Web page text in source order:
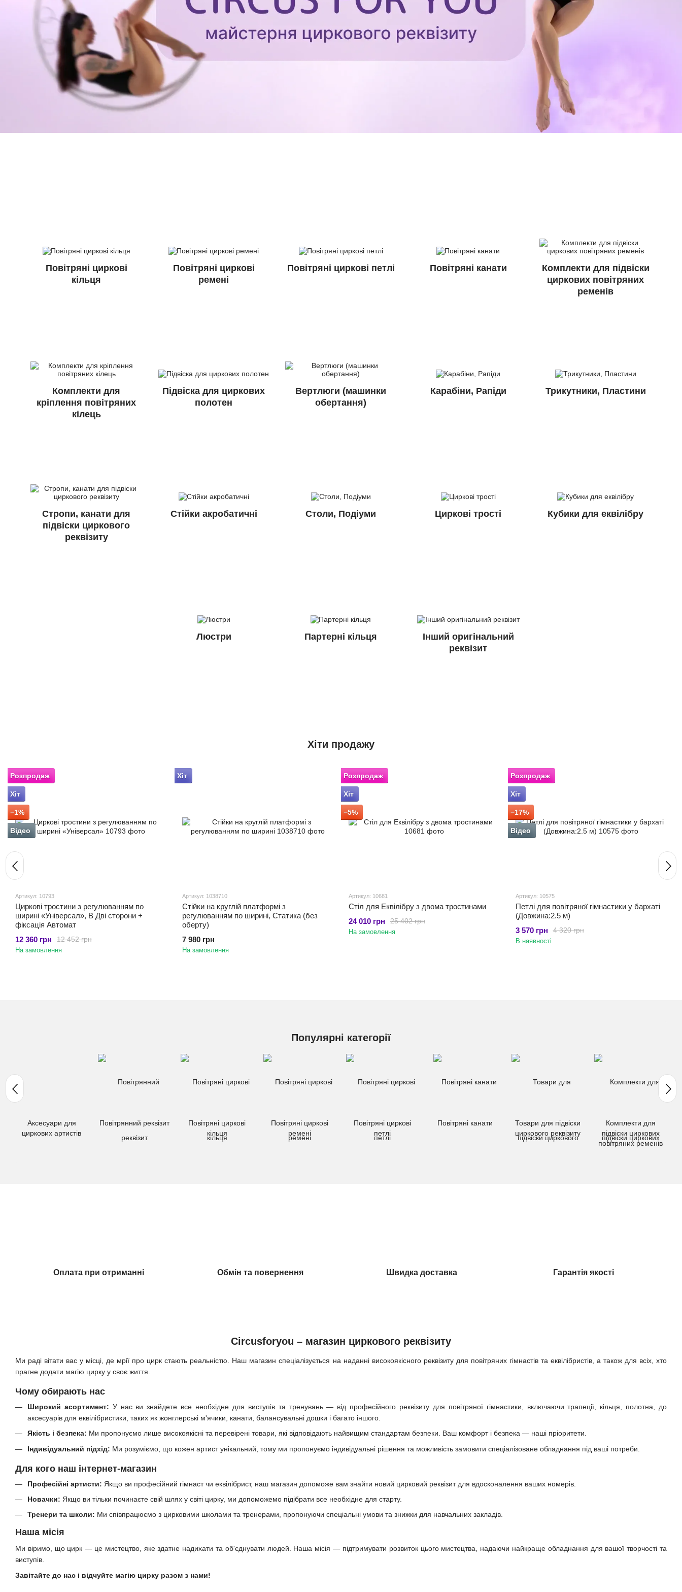
Повітряні циркові
кільця
Повітряні циркові
ремені
Повітряні циркові петлі Повітряні канати
Комплекти для підвіски
циркових повітряних
ременів
Комплекти для
кріплення повітряних
кілець
Підвіска для циркових
полотен
Вертлюги (машинки
обертання)
Карабіни, Рапіди Трикутники, Пластини
Стропи, канати для
підвіски циркового
реквізиту
Стійки акробатичні Столи, Подіуми Циркові трості Кубики для еквілібру
Люстри Партерні кільця
Інший оригінальний
реквізит
Хіти продажу
Розпродаж
Хіт
−1%
Відео
Артикул: 10793
Циркові тростини з регулюванням по
ширині «Універсал», В Дві сторони +
фіксація Автомат
12 452 грн
12 360 грн
На замовлення
Хіт
Артикул: 1038710
Стійки на круглій платформі з
регулюванням по ширині, Статика (без
оберту)
7 980 грн
На замовлення
Розпродаж
Хіт
−5%
Артикул: 10681
Стіл для Еквілібру з двома тростинами
25 402 грн
24 010 грн
На замовлення
Розпродаж
Хіт
−17%
Відео
Артикул: 10575
Петлі для повітряної гімнастики у бархаті
(Довжина:2.5 м)
4 320 грн
3 570 грн
В наявності
Популярні категорії
Аксесуари для
циркових артистів
Повітрянний реквізит
Повітряні циркові
кільця
Повітряні циркові
ремені
Повітряні циркові
петлі
Повітряні канати
Товари для підвіски
циркового реквізиту
Комплекти для
підвіски циркових
повітряних ременів
Оплата при отриманні Обмін та повернення Швидка доставка Гарантія якості
Circusforyou – магазин циркового реквізиту
Ми раді вітати вас у місці, де мрії про цирк стають реальністю. Наш магазин спеціалізується на наданні високоякісного реквізиту для повітряних гімнастів та еквілібристів, а також для всіх, хто
прагне додати магію цирку у своє життя.
Чому обирають нас
Широкий асортимент: У нас ви знайдете все необхідне для виступів та тренувань — від професійного реквізиту для повітряної гімнастики, включаючи трапеції, кільця, полотна, до
аксесуарів для еквілібристики, таких як жонглерські м'ячики, канати, балансувальні дошки і багато іншого.
Якість і безпека: Ми пропонуємо лише високоякісні та перевірені товари, які відповідають найвищим стандартам безпеки. Ваш комфорт і безпека — наші пріоритети.
Індивідуальний підхід: Ми розуміємо, що кожен артист унікальний, тому ми пропонуємо індивідуальні рішення та можливість замовити спеціалізоване обладнання під ваші потреби.
Для кого наш інтернет-магазин
Професійні артисти: Якщо ви професійний гімнаст чи еквілібрист, наш магазин допоможе вам знайти новий цирковий реквізит для вдосконалення ваших номерів.
Новачки: Якщо ви тільки починаєте свій шлях у світі цирку, ми допоможемо підібрати все необхідне для старту.
Тренери та школи: Ми співпрацюємо з цирковими школами та тренерами, пропонуючи спеціальні умови та знижки для навчальних закладів.
Наша місія
Ми віримо, що цирк — це мистецтво, яке здатне надихати та об'єднувати людей. Наша місія — підтримувати розвиток цього мистецтва, надаючи найкраще обладнання для вашої творчості та
виступів.
Завітайте до нас і відчуйте магію цирку разом з нами!